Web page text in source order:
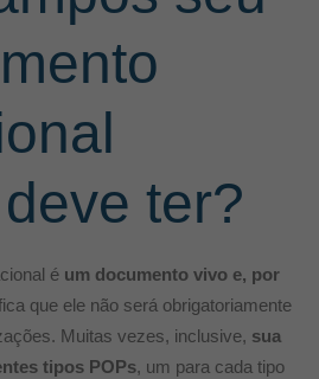
ter?
é um documento vivo e, por
que ele não será obrigatoriamente
Muitas vezes, inclusive, sua
tipos POPs, um para cada tipo